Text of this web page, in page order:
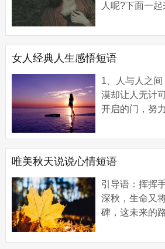
人呢?下面一
个秋天的落叶
影，带来的...
女人经典人生感悟短语
1、人与人之
漠却让人无计
开启的门，努
错失了最爱的
事情却是，...
唯美秋天说说心情短语
引导语：挥挥
深秋，生命又
碑，这未来的
亮我们底色的